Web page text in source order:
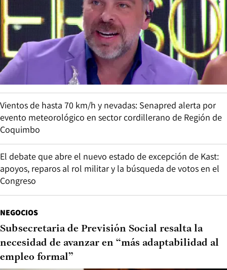
Vientos de hasta 70 km/h y nevadas: Senapred alerta por
evento meteorológico en sector cordillerano de Región de
Coquimbo
El debate que abre el nuevo estado de excepción de Kast:
apoyos, reparos al rol militar y la búsqueda de votos en el
Congreso
NEGOCIOS
Subsecretaria de Previsión Social resalta la
necesidad de avanzar en “más adaptabilidad al
empleo formal”